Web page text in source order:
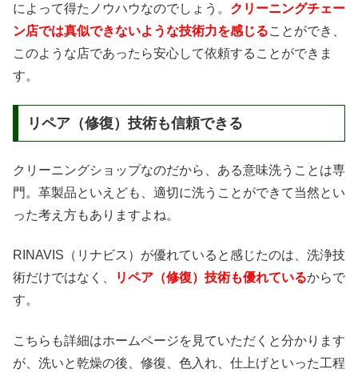
によって得たノウハウなのでしょう。 クリーニングチェー
ン店では真似できないような技術力を感じることができ、
このような店であったら安心して依頼することができま
す。
リペア（修復）技術も信頼できる
クリーニングショップなのだから、ある意味洗うことは専
門。革製品といえども、適切に洗うことができて当然とい
った考え方もありますよね。
RINAVIS（リナビス）が優れていると感じたのは、洗浄技
術だけではなく、
リペア（修復）技術も優れているからで
す。
こちらも詳細はホームページを見ていただくと分かります
が、洗いと乾燥の後、修復、色入れ、仕上げといった工程